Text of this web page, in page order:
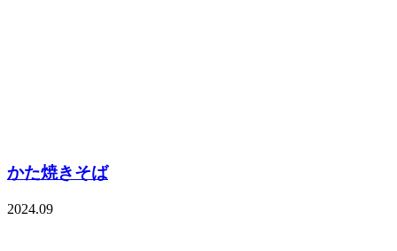
かた焼きそば
2024.09